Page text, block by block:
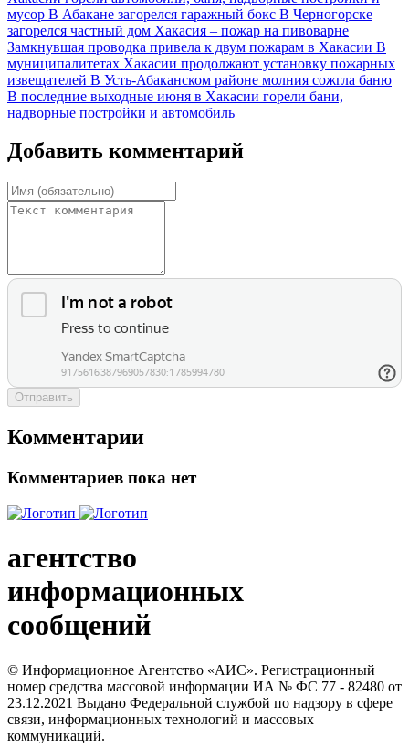
мусор В Абакане загорелся гаражный бокс В Черногорске
загорелся частный дом Хакасия – пожар на пивоварне
Замкнувшая проводка привела к двум пожарам в Хакасии В
муниципалитетах Хакасии продолжают установку пожарных
извещателей В Усть-Абаканском районе молния сожгла баню
В последние выходные июня в Хакасии горели бани,
надворные постройки и автомобиль
Добавить комментарий
Отправить
Комментарии
Комментариев пока нет
агентство
информационных
сообщений
© Информационное Агентство «АИС». Регистрационный
номер средства массовой информации ИА № ФС 77 - 82480 от
23.12.2021 Выдано Федеральной службой по надзору в сфере
связи, информационных технологий и массовых
коммуникаций.